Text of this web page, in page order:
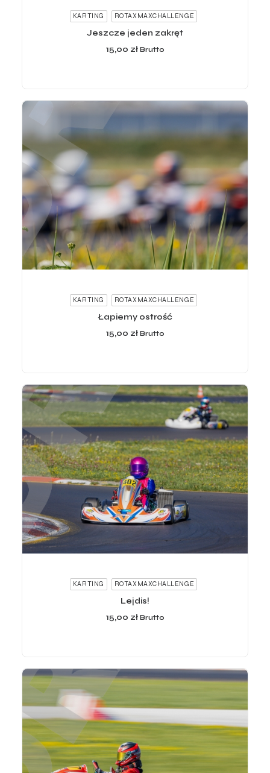
KARTING ROTAXMAXCHALLENGE
Jeszcze jeden zakręt
15,00 zł Brutto
KARTING ROTAXMAXCHALLENGE
Łapiemy ostrość
15,00 zł Brutto
KARTING ROTAXMAXCHALLENGE
Lejdis!
15,00 zł Brutto